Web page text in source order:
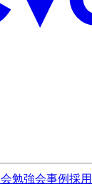
勉強会事例採用